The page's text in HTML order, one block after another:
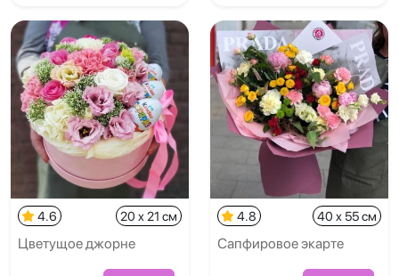
4.6 20 x 21 см
Цветущое джорне
4.8 40 x 55 см
Сапфировое экарте